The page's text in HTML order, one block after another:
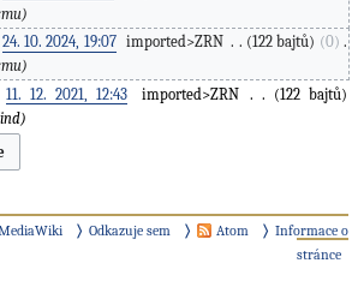
24. 10. 2024, 19:07‎ imported>ZRN ‎ 122 bajtů 0 ‎
11. 12. 2021, 12:43‎ imported>ZRN ‎
122 bajtů
Odkazuje sem Atom
Informace o
stránce